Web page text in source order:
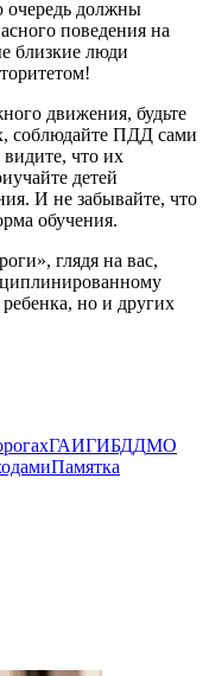
очередь должны
поведения на
близкие люди
движения, будьте
соблюдайте ПДД сами
что их
детей
И не забывайте, что
обучения.
глядя на вас,
но и других
ГАИГИБДДМО
Памятка